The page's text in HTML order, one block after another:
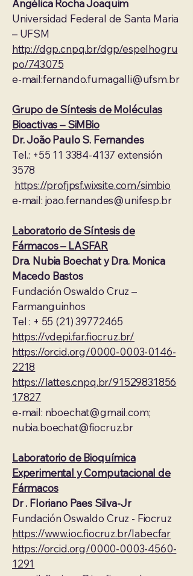
Angélica Rocha Joaquim
Universidad Federal de Santa Maria
– UFSM
http://dgp.cnpq.br/dgp/espelhogru
po/743075
e-mail:fernando.fumagalli@ufsm.br
Grupo de Síntesis de Moléculas
Bioactivas – SiMBio
Dr. João Paulo S. Fernandes
Tel.: +55 11 3384-4137 extensión
3578
https://profjpsf.wixsite.com/simbio
e-mail: joao.fernandes@unifesp.br
Laboratorio de Síntesis de
Fármacos – LASFAR
Dra. Nubia Boechat y Dra. Monica
Macedo Bastos
Fundación Oswaldo Cruz –
Farmanguinhos
Tel : + 55 (21) 39772465
https://vdepi.far.fiocruz.br/
https://orcid.org/0000-0003-0146-
2218
https://lattes.cnpq.br/91529831856
17827
e-mail: nboechat@gmail.com;
nubia.boechat@fiocruz.br
​Laboratorio de Bioquímica
Experimental y Computacional de
Fármacos
Dr . Floriano Paes Silva-Jr
Fundación Oswaldo Cruz - Fiocruz
https://www.ioc.fiocruz.br/labecfar
https://orcid.org/0000-0003-4560-
1291